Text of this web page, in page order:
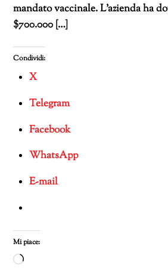
mandato vaccinale. L’azienda ha
$700.000 […]
Condividi:
X
Telegram
Facebook
WhatsApp
E-mail
Mi piace:
Caricamento